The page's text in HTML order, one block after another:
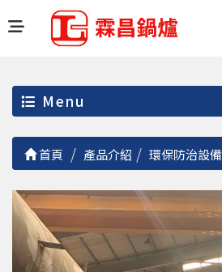
Menu
首頁 產品介紹 環保防治設備